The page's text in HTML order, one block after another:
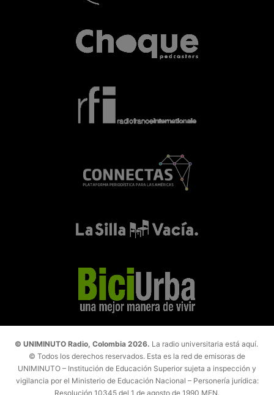
© UNIMINUTO Radio, Colombia 2026. La radio universitaria está aquí.
© Todos los derechos reservados. Esta es la red de emisoras de
UNIMINUTO – Institución de Educación Superior sujeta a inspección y
vigilancia por el Ministerio de Educación Nacional – Personería jurídica:
Resolución 10345 del 1 de agosto de 1990 MEN.